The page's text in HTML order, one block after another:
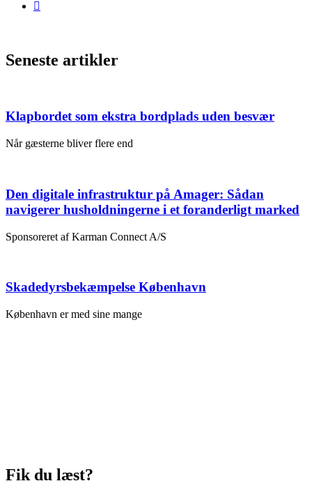
Seneste artikler
Klapbordet som ekstra bordplads uden besvær
Når gæsterne bliver flere end
Den digitale infrastruktur på Amager: Sådan
navigerer husholdningerne i et foranderligt marked
Sponsoreret af Karman Connect A/S
Skadedyrsbekæmpelse København
København er med sine mange
Fik du læst?